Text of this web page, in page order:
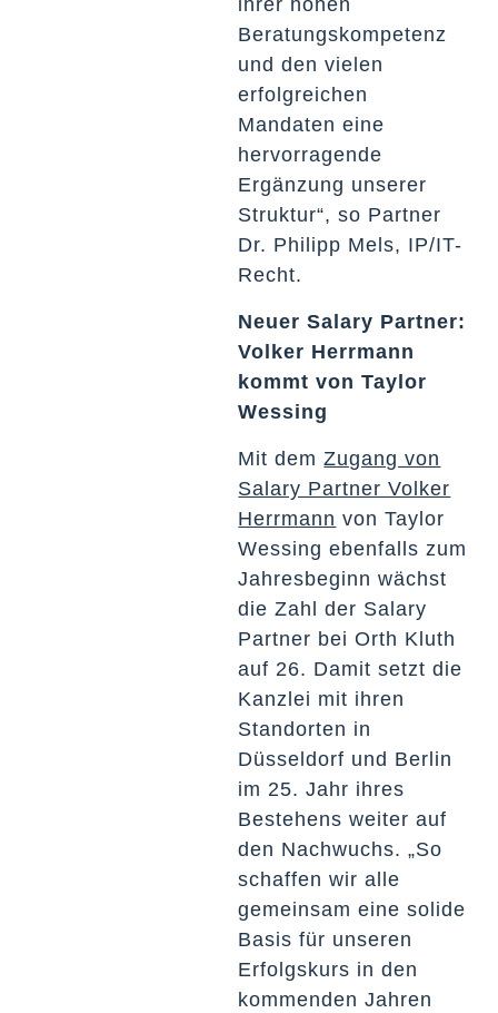
ihrer hohen
Beratungskompetenz
und den vielen
erfolgreichen
Mandaten eine
hervorragende
Ergänzung unserer
Struktur“, so Partner
Dr. Philipp Mels, IP/IT-
Recht.
Neuer Salary Partner:
Volker Herrmann
kommt von Taylor
Wessing
Mit demZugang von
Salary Partner Volker
Herrmann von Taylor
Wessing ebenfalls zum
Jahresbeginn wächst
die Zahl der Salary
Partner bei Orth Kluth
auf 26. Damit setzt die
Kanzlei mit ihren
Standorten in
Düsseldorf und Berlin
im 25. Jahr ihres
Bestehens weiter auf
den Nachwuchs. „So
schaffen wir alle
gemeinsam eine solide
Basis für unseren
Erfolgskurs in den
kommenden Jahren